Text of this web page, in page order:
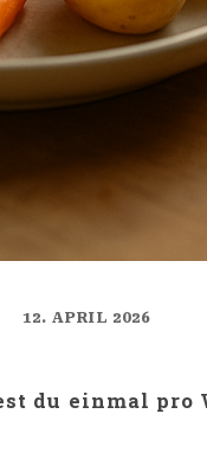
12. APRIL 2026
du einmal pro